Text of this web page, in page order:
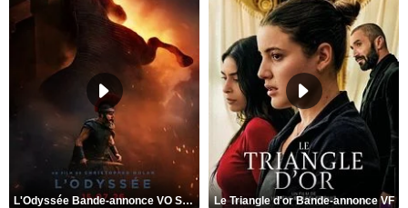
L'Odyssée Bande-annonce VO STFR Le Triangle d'or Bande-annonce VF